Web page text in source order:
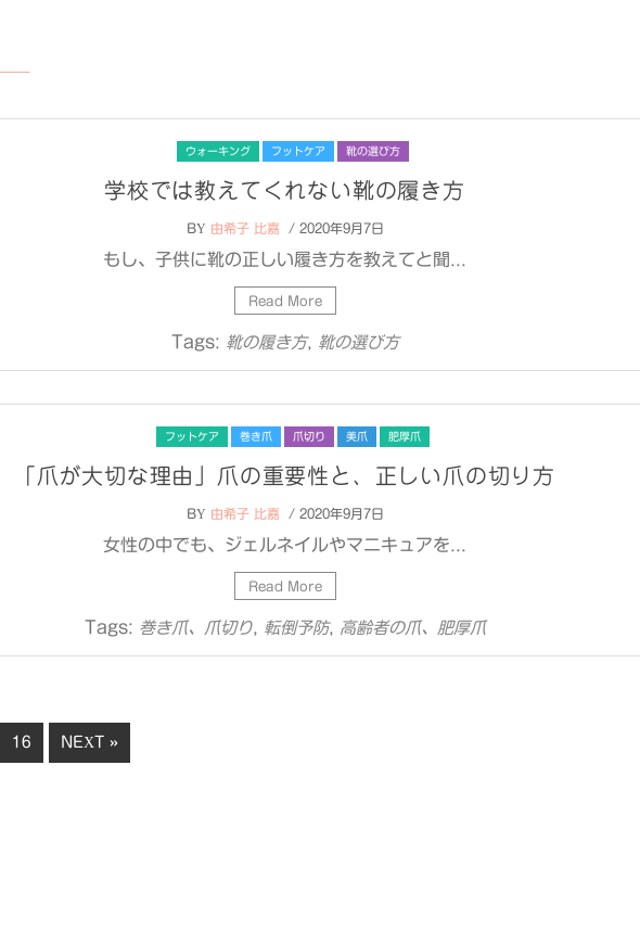
ウォーキング フットケア 靴の選び方
学校では教えてくれない靴の履き方
BY 由希子 比嘉 / 2020年9月7日
もし、子供に靴の正しい履き方を教えてと聞...
Read More
Tags: 靴の履き方, 靴の選び方
フットケア 巻き爪 爪切り 美爪 肥厚爪
「爪が大切な理由」爪の重要性と、正しい爪の切り方
BY 由希子 比嘉 / 2020年9月7日
女性の中でも、ジェルネイルやマニキュアを...
Read More
Tags: 巻き爪、爪切り, 転倒予防, 高齢者の爪、肥厚爪
16 NEXT »